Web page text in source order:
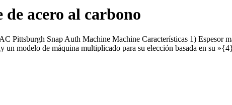
acero al carbono
Pittsburgh Snap Auth Machine Machine Características 1)
un modelo de máquina multiplicado para su elección basada en su